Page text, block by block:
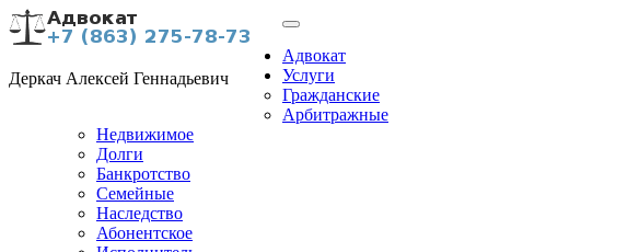
Деркач Алексей Геннадьевич
Адвокат
Услуги
Гражданские
Арбитражные
Недвижимое
Долги
Банкротство
Семейные
Наследство
Абонентское